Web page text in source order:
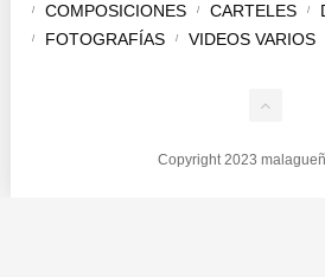
Copyright 2023
COMPOSICIONES
CARTELES
FOTOGRAFÍAS
VIDEOS VARIOS